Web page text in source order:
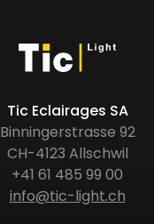
Tic Eclairages SA
Binningerstrasse 92
CH-4123 Allschwil
+41 61 485 99 00
info@tic-light.ch